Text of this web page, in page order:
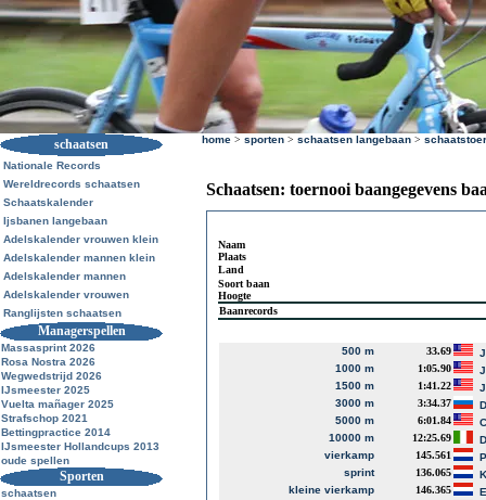
schaatsen
Nationale Records
Wereldrecords schaatsen
Schaatskalender
Ijsbanen langebaan
Adelskalender vrouwen klein
Adelskalender mannen klein
Adelskalender mannen
Adelskalender vrouwen
Ranglijsten schaatsen
Managerspellen
Massasprint 2026
Rosa Nostra 2026
Wegwedstrijd 2026
IJsmeester 2025
Vuelta mañager 2025
Strafschop 2021
Bettingpractice 2014
IJsmeester Hollandcups 2013
oude spellen
Sporten
schaatsen
home > sporten > schaatsen langebaan >
Schaatsen: toernooi baangegevens
Naam
Plaats
Land
Soort baan
Hoogte
Baanrecords
500 m 33.69
1000 m
1:05.90
1500 m
1:41.22
3000 m
3:34.37
5000 m
6:01.84
10000 m
12:25.69
vierkamp
145.561
sprint
136.065
kleine vierkamp
146.365